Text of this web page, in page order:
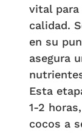
vital para
calidad.
en su
asegura
Esta
1-2
cocos a